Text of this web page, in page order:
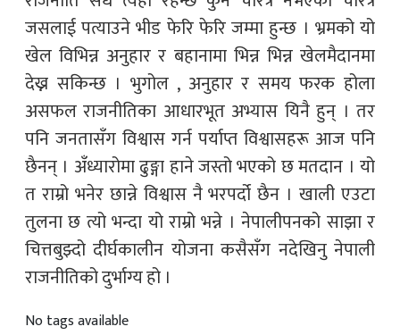
जसलाई पत्याउने भीड फेरि फेरि जम्मा हुन्छ । भ्रमको यो
खेल विभिन्न अनुहार र बहानामा भिन्न भिन्न खेलमैदानमा
देख्न सकिन्छ । भुगोल , अनुहार र समय फरक होला
असफल राजनीतिका आधारभूत अभ्यास यिनै हुन् । तर
पनि जनतासँग विश्वास गर्न पर्याप्त विश्वासहरू आज पनि
छैनन् । अँध्यारोमा ढुङ्गा हाने जस्तो भएको छ मतदान । यो
त राम्रो भनेर छान्ने विश्वास नै भरपर्दो छैन । खाली एउटा
तुलना छ त्यो भन्दा यो राम्रो भन्ने । नेपालीपनको साझा र
चित्तबुझ्दो दीर्घकालीन योजना कसैसँग नदेखिनु नेपाली
राजनीतिको दुर्भाग्य हो ।
No tags available